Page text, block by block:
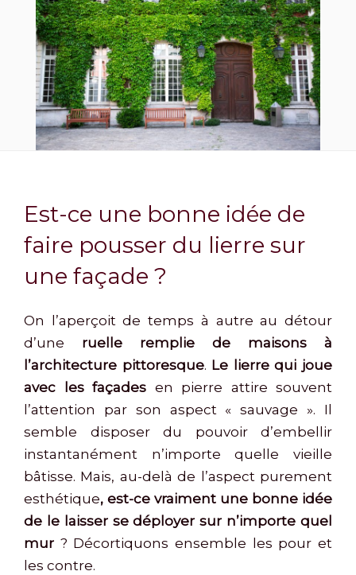
Est-ce une bonne idée de
faire pousser du lierre sur
une façade ?
On l’aperçoit de temps à autre au détour
d’une ruelle remplie de maisons à
l’architecture pittoresque. Le lierre qui joue
avec les façades en pierre attire souvent
l’attention par son aspect « sauvage ». Il
semble disposer du pouvoir d’embellir
instantanément n’importe quelle vieille
bâtisse. Mais, au-delà de l’aspect purement
esthétique, est-ce vraiment une bonne idée
de le laisser se déployer sur n’importe quel
mur ? Décortiquons ensemble les pour et
les contre.